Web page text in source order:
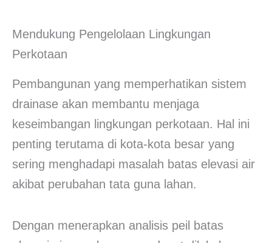
Mendukung Pengelolaan Lingkungan
Perkotaan
Pembangunan yang memperhatikan sistem
drainase akan membantu menjaga
keseimbangan lingkungan perkotaan. Hal ini
penting terutama di kota-kota besar yang
sering menghadapi masalah batas elevasi air
akibat perubahan tata guna lahan.
Dengan menerapkan analisis peil batas